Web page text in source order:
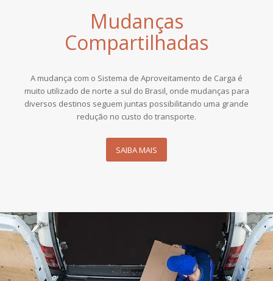
Mudanças
Compartilhadas
A mudança com o Sistema de Aproveitamento de Carga é
muito utilizado de norte a sul do Brasil, onde mudanças para
diversos destinos seguem juntas possibilitando uma grande
redução no custo do transporte.
SAIBA MAIS